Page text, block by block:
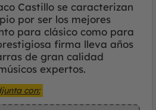
Castillo se caracterizan
por ser los mejores
para clásico como para
firma lleva años
de gran calidad
expertos.
con: